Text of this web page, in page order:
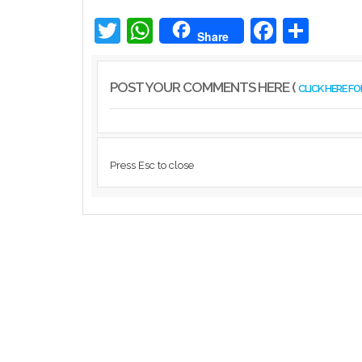
Associations
Twitter WhatsAppShare Facebook
POST YOUR COMMENTS HERE ( CLICK HERE
Press Esc to close